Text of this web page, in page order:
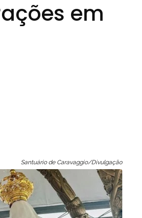
em
Santuário de Caravaggio/Divulgação